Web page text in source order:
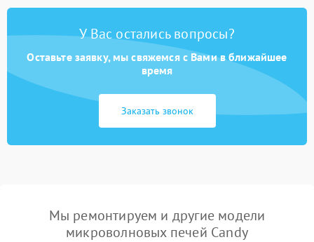
У Вас остались вопросы?
Оставьте заявку, мы свяжемся с Вами в ближайшее
время
Заказать звонок
Мы ремонтируем и другие модели
микроволновых печей Candy